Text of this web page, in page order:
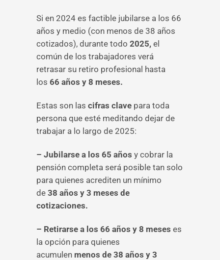
Si en 2024 es factible jubilarse a los 66
años y medio (con menos de 38 años
cotizados), durante todo 2025, el
común de los trabajadores verá
retrasar su retiro profesional hasta
los 66 años y 8 meses.
Estas son las cifras clave para toda
persona que esté meditando dejar de
trabajar a lo largo de 2025:
– Jubilarse a los 65 años y cobrar la
pensión completa será posible tan solo
para quienes acrediten un mínimo
de 38 años y 3 meses de
cotizaciones.
– Retirarse a los 66 años y 8 meses es
la opción para quienes
acumulen menos de 38 años y 3